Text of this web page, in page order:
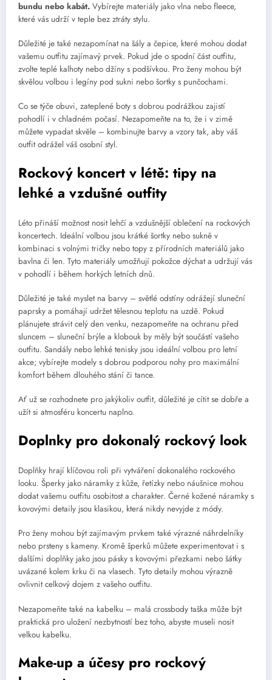
bundu nebo kabát. Vybírejte materiály jako vlna nebo fleece,
které vás udrží v teple bez ztráty stylu.
Důležité je také nezapomínat na šály a čepice, které mohou dodat
vašemu outfitu zajímavý prvek. Pokud jde o spodní část outfitu,
zvolte teplé kalhoty nebo džíny s podšívkou. Pro ženy mohou být
skvělou volbou i legíny pod sukni nebo šortky s punčochami.
Co se týče obuvi, zateplené boty s dobrou podrážkou zajistí
pohodlí i v chladném počasí. Nezapomeňte na to, že i v zimě
můžete vypadat skvěle – kombinujte barvy a vzory tak, aby váš
outfit odrážel váš osobní styl.
Rockový koncert v létě: tipy na
lehké a vzdušné outfity
Léto přináší možnost nosit lehčí a vzdušnější oblečení na rockových
koncertech. Ideální volbou jsou krátké šortky nebo sukně v
kombinaci s volnými tričky nebo topy z přírodních materiálů jako
bavlna či len. Tyto materiály umožňují pokožce dýchat a udržují vás
v pohodlí i během horkých letních dnů.
Důležité je také myslet na barvy – světlé odstíny odrážejí sluneční
paprsky a pomáhají udržet tělesnou teplotu na uzdě. Pokud
plánujete strávit celý den venku, nezapomeňte na ochranu před
sluncem – sluneční brýle a klobouk by měly být součástí vašeho
outfitu. Sandály nebo lehké tenisky jsou ideální volbou pro letní
akce; vybírejte modely s dobrou podporou nohy pro maximální
komfort během dlouhého stání či tance.
Ať už se rozhodnete pro jakýkoliv outfit, důležité je cítit se dobře a
užít si atmosféru koncertu naplno.
Doplnky pro dokonalý rockový look
Doplňky hrají klíčovou roli při vytváření dokonalého rockového
looku. Šperky jako náramky z kůže, řetízky nebo náušnice mohou
dodat vašemu outfitu osobitost a charakter. Černé kožené náramky s
kovovými detaily jsou klasikou, která nikdy nevyjde z módy.
Pro ženy mohou být zajímavým prvkem také výrazné náhrdelníky
nebo prsteny s kameny. Kromě šperků můžete experimentovat i s
dalšími doplňky jako jsou pásky s kovovými přezkami nebo šátky
uvázané kolem krku či na vlasech. Tyto detaily mohou výrazně
ovlivnit celkový dojem z vašeho outfitu.
Nezapomeňte také na kabelku – malá crossbody taška může být
praktická pro uložení nezbytností bez toho, abyste museli nosit
velkou kabelku.
Make-up a účesy pro rockový